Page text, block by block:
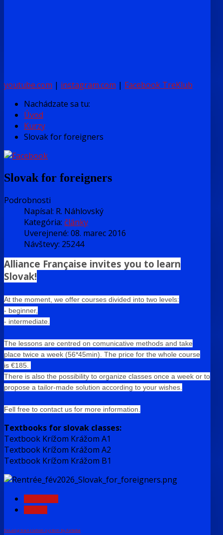
youtube.com | instagram.com | Facebook TreKlub
Nachádzate sa tu:
Úvod
Kurzy
Slovak for foreigners
Slovak for foreigners
Podrobnosti
Napísal: R. Náhlovský
Kategória: články
Uverejnené: 08. marec 2016
Návštevy: 25244
Alliance Française invites you to learn
Slovak!
At the moment, we offer courses divided into two levels:
- beginner,
- intermediate.
The lessons are centred on comunicative methods and take
place twice a week (56*45min). The price for the whole course
is €185.
There is also the possibility to organize classes once a week or to
propose a tailor-made solution according to your wishes.
Fell free to contact us for more information.
Textbooks for slovak classes:
Textbook Krížom Krážom A1
Textbook Krížom Krážom A2
Textbook Krížom Krážom B1
FaLang translation system by Faboba